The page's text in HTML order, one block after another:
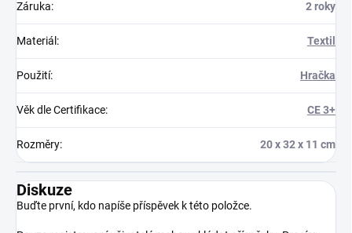
Záruka: 2 roky
Materiál : Textil
Použití: Hračka
Věk dle Certifikace: CE 3+
Rozměry: 20 x 32 x 11 cm
Diskuze
Buďte první, kdo napíše příspěvek k této položce.